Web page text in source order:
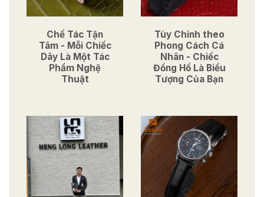
Chế Tác Tận
Tâm - Mỗi Chiếc
Dây Là Một Tác
Phẩm Nghệ
Thuật
Tùy Chỉnh theo
Phong Cách Cá
Nhân - Chiếc
Đồng Hồ Là Biểu
Tượng Của Bạn